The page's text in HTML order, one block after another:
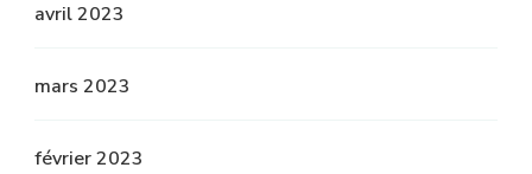
avril 2023
mars 2023
février 2023